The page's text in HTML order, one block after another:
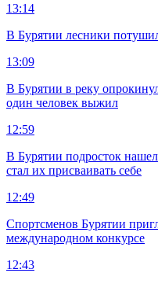
13:14
В Бурятии лесники
13:09
В Бурятии в реку
один человек выжил
12:59
В Бурятии подросток
стал их присваивать себе
12:49
Спортсменов Бурятии
международном конкурсе
12:43